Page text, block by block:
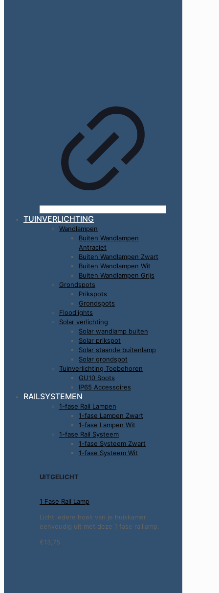
TUINVERLICHTING
Wandlampen
Buiten Wandlampen
Antraciet
Buiten Wandlampen Zwart
Buiten Wandlampen Wit
Buiten Wandlampen Grijs
Grondspots
Prikspots
Grondspots
Floodlights
Solar verlichting
Solar wandlamp buiten
Solar prikspot
Solar staande buitenlamp
Solar grondspot
Tuinverlichting Toebehoren
GU10 Spots
IP65 Accessoires
RAILSYSTEMEN
1-fase Rail Lampen
1-fase Lampen Zwart
1-fase Lampen Wit
1-fase Rail Systeem
1-fase Systeem Zwart
1-fase Systeem Wit
UITGELICHT
1 Fase Rail Lamp
Licht iedere hoek van je huiskamer
eenvoudig uit met deze 1 fase raillamp.
€13,75